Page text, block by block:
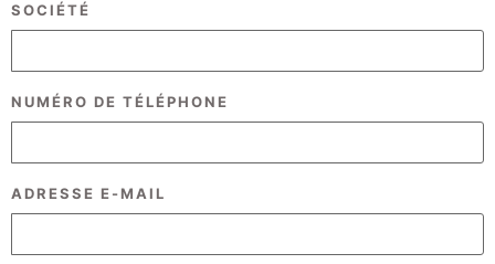
SOCIÉTÉ
NUMÉRO DE TÉLÉPHONE
ADRESSE E-MAIL